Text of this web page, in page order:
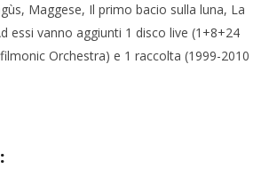
Maggese, Il primo bacio sulla luna, La
essi vanno aggiunti 1 disco live (1+8+24
Orchestra) e 1 raccolta (1999-2010